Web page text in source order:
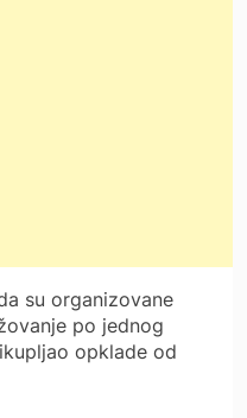
su organizovane
po jednog
opklade od